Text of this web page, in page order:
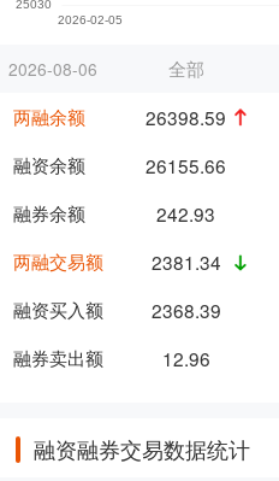
2026-08-06
两融余额
融资余额
融券余额
两融交易额
融资买入额
融券卖出额
全部
26398.59
26155.66
242.93
2381.34
2368.39
12.96
融资融券交易数据统计